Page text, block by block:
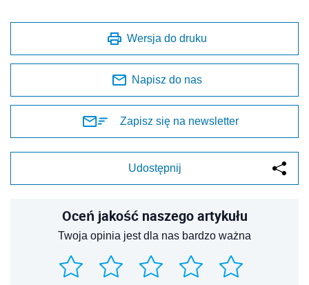
Wersja do druku
Napisz do nas
Zapisz się na newsletter
Udostępnij
Oceń jakość naszego artykułu
Twoja opinia jest dla nas bardzo ważna